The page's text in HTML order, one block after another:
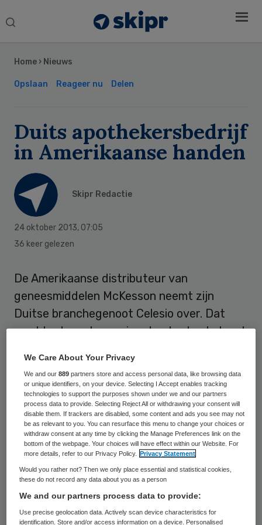
Search
Home › Nieuws
Opslaan Reageer nu Delen
Duits apothekersbedrijf
in Amerikaanse handen
Skipr Redactie
24 oktober 2013, 07:05
36 keer gelezen
De Amerikaanse distributeur van
geneesmiddelen McKesson neemt zijn
Duitse branchegenoot Celesio over. Dat
maakte de onderneming donderdag bekend.
positie op de markt voor generieke
medicijnen, geneesmiddelen waar geen
patent meer op rust.
McKesson telt circa 3,9 miljard euro neer
voor een belang van iets boven de 50
procent dat nu nog in handen is van een
investeringsmaatschappij. Daarnaast doet
het bedrijf een openbaar bod op de rest van
de aandelen. Inclusief schuld bedraagt de
Sidebar
We Care About Your Privacy
We and our889 partners store and access personal data, like browsing data
or unique identifiers, on your device. Selecting I Accept enables tracking
technologies to support the purposes shown under we and our partners
process data to provide. Selecting Reject All or withdrawing your consent will
disable them. If trackers are disabled, some content and ads you see may not
be as relevant to you. You can resurface this menu to change your choices or
withdraw consent at any time by clicking the Manage Preferences link on the
bottom of the webpage. Your choices will have effect within our Website. For
more details, refer to our Privacy Policy.
Privacy Statement
Would you rather not? Then we only place essential and statistical cookies,
these do not record any data about you as a person
We and our partners process data to provide:
Use precise geolocation data. Actively scan device characteristics for
identification. Store and/or access information on a device. Personalised